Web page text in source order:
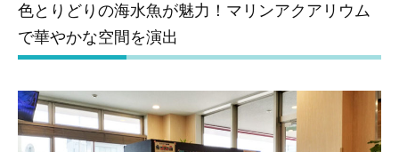
色とりどりの海水魚が魅力！マリンアクアリウム
で華やかな空間を演出